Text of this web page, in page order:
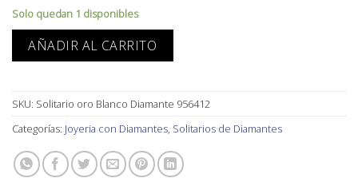
Solo quedan 1 disponibles
AÑADIR AL CARRITO
SKU: Solitario oro Blanco Diamante 956412
Categorías: Joyeria con Diamantes, Solitarios de Diamantes